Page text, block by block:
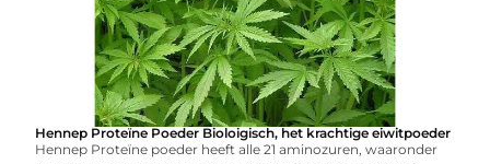
Hennep Proteïne Poeder Bioloigisch, het krachtige eiwitpoeder
Hennep Proteïne poeder heeft alle 21 aminozuren, waaronder